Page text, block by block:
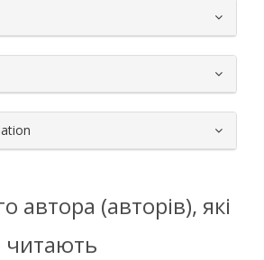
автора (авторів), які
читають